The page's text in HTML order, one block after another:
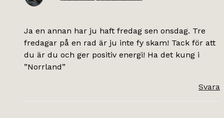
Ja en annan har ju haft fredag sen onsdag. Tre
fredagar på en rad är ju inte fy skam! Tack för att
du är du och ger positiv energi! Ha det kung i
”Norrland”
Svara